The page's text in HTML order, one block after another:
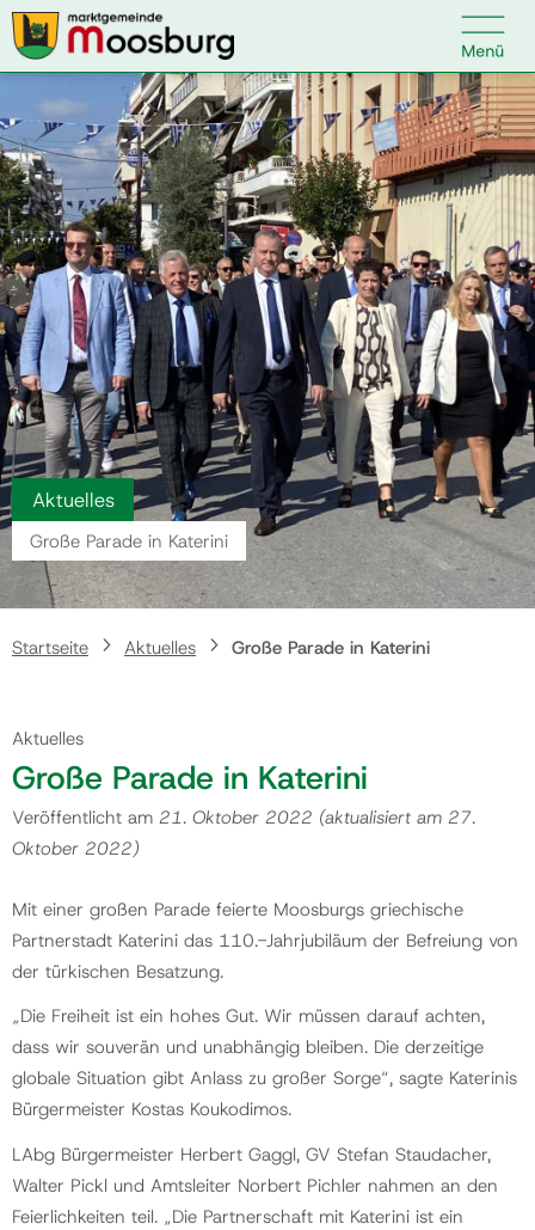
Kontakt 
Suche nach:
Startseite
Kundenservice
Ihr Anliegen
Veranstaltungen
Politik
Gemeinde
Aktuelles
Große Parade in Katerini
Startseite Aktuelles Große Parade in Katerini
Aktuelles
Große Parade in Katerini
Veröffentlicht am 21. Oktober 2022 (aktualisiert am 27.
Oktober 2022)
Mit einer großen Parade feierte Moosburgs griechische
Partnerstadt Katerini das 110.-Jahrjubiläum der Befreiung von
der türkischen Besatzung.
„Die Freiheit ist ein hohes Gut. Wir müssen darauf achten,
dass wir souverän und unabhängig bleiben. Die derzeitige
globale Situation gibt Anlass zu großer Sorge“, sagte Katerinis
Bürgermeister Kostas Koukodimos.
LAbg Bürgermeister Herbert Gaggl, GV Stefan Staudacher,
Walter Pickl und Amtsleiter Norbert Pichler nahmen an den
Feierlichkeiten teil. „Die Partnerschaft mit Katerini ist ein